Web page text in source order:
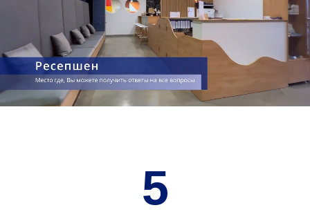
700 М²
ЗАНЯТИЙ ЕЖЕМЕСЯЧНО
ПАРКОВОЧНЫХ МЕСТ